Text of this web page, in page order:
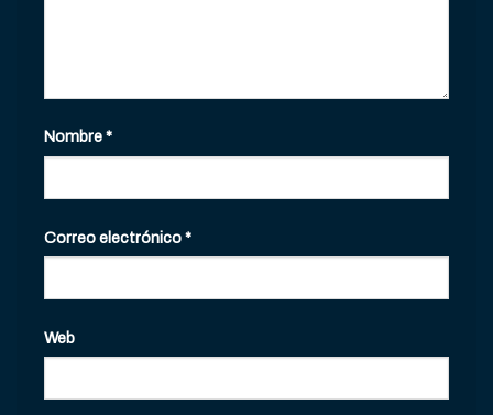
Nombre*
Correo electrónico*
Web